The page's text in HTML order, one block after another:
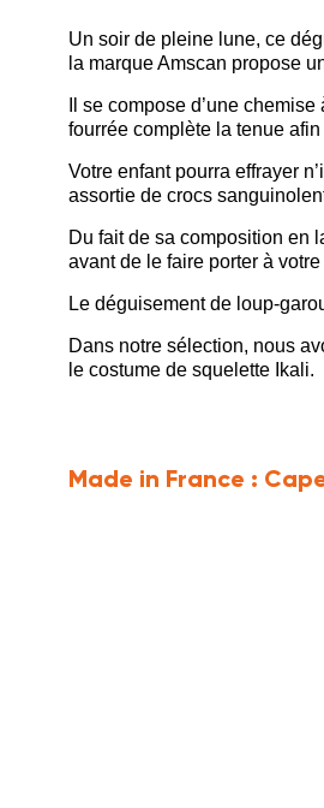
Un soir de pleine lune, ce
la marque Amscan propose
Il se compose d’une
fourrée complète la tenue
Votre enfant pourra effrayer
assortie de crocs
Du fait de sa composition en
avant de le faire porter à
Le déguisement de loup-
Dans notre sélection, nous
le costume de squelette Ikali.
Made in France :